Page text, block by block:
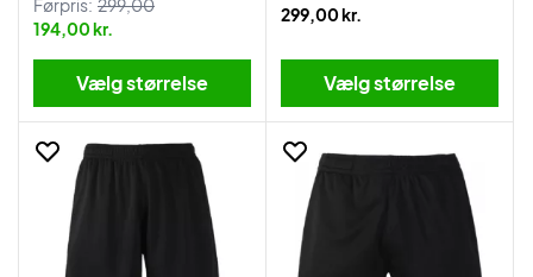
Førpris: 299,00
194,00 kr.
Vælg størrelse
299,00 kr.
Vælg størrelse